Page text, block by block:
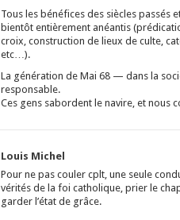
Tous les bénéfices des siècles passés
bientôt entièrement anéantis
croix, construction de lieux de culte,
etc…).
La génération de Mai 68 — dans la
responsable.
Ces gens sabordent le navire, et nous
Louis Michel
Pour ne pas couler cplt, une seule
vérités de la foi catholique, prier le
garder l’état de grâce.